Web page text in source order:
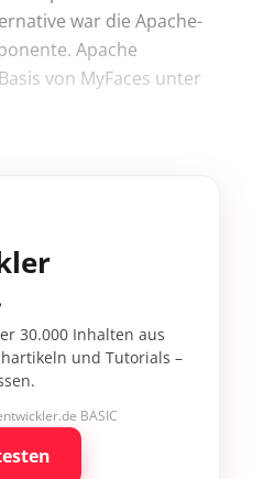
war die Apache-
Apache
von MyFaces unter
30.000 Inhalten aus
und Tutorials –
BASIC